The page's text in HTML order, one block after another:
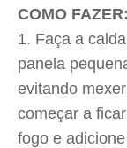
COMO FAZER:
Faça a
panela
evitando
começar a
fogo e